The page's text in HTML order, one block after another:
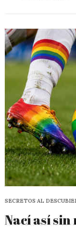
SECRETOS AL
Nací así